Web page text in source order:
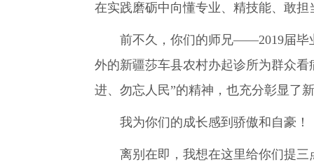
在实践磨砺中向懂专业、精技能、敢
前不久，你们的师兄——2019届毕业
外的新疆莎车县农村办起诊所为群众
进、勿忘人民”的精神，也充分彰显了
我为你们的成长感到骄傲和自豪！
离别在即，我想在这里给你们提三